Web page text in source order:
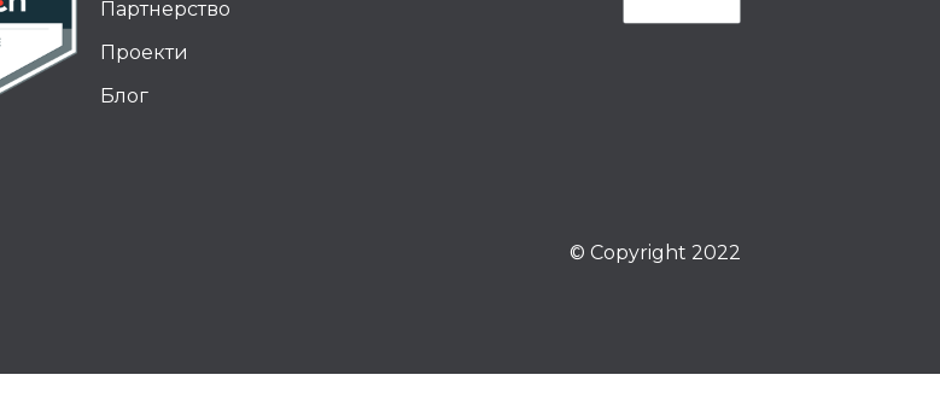
Партнерство
Проекти
Блог
© Copyright 2022